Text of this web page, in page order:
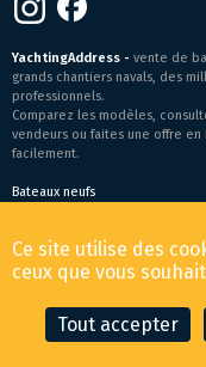
CONTACTER
YachtingAddress - vente de
grands chantiers navals, des
professionnels.
Comparez les modèles,
vendeurs ou faites une offre
facilement.
Bateaux neufs
© 2026 YachtingAddress.com
Ce site utilise des
ceux que vous
Tout accepter